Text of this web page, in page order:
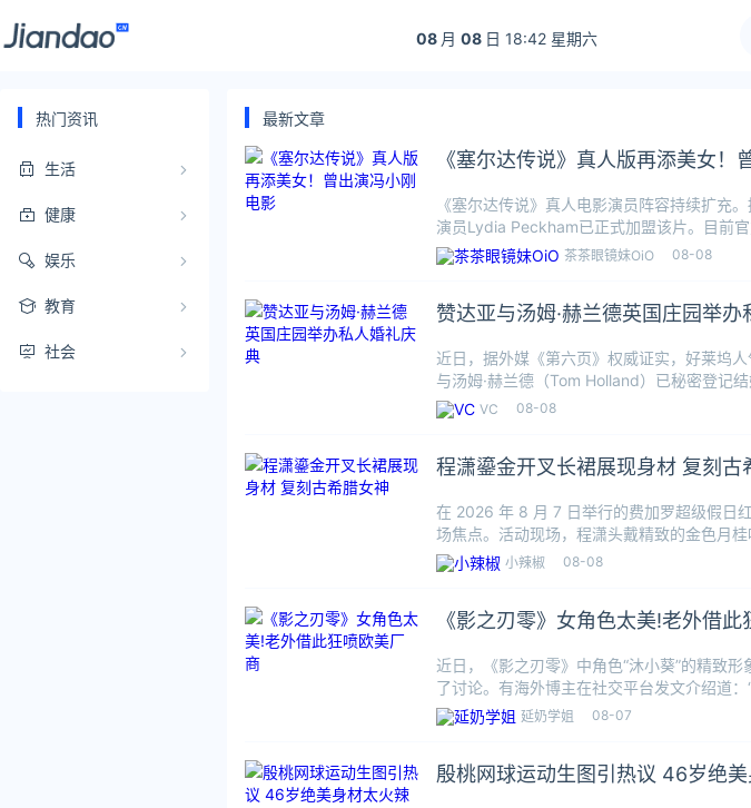
08 月 08 日 18:42 星期六
热门资讯
生活
健康
娱乐
教育
社会
最新文章
《塞尔达传说》真人版再添美女！
《塞尔达传说》真人电影演员阵容持续扩充
演员Lydia Peckham已正式加盟该片。目前
茶茶眼镜妹OiO 08-08
赞达亚与汤姆·赫兰德英国庄园举办
近日，据外媒《第六页》权威证实，好莱坞
与汤姆·赫兰德（Tom Holland）已秘密登记
将
VC 08-08
程潇鎏金开叉长裙展现身材 复刻古
在 2026 年 8 月 7 日举行的费加罗超级假日
场焦点。活动现场，程潇头戴精致的金色月
的金
小辣椒 08-08
《影之刃零》女角色太美!老外借此
近日，《影之刃零》中角色“沐小葵”的精致
了讨论。有海外博主在社交平台发文介绍道
其脸模由演员延奶学姐 08-07
殷桃网球运动生图引热议 46岁绝